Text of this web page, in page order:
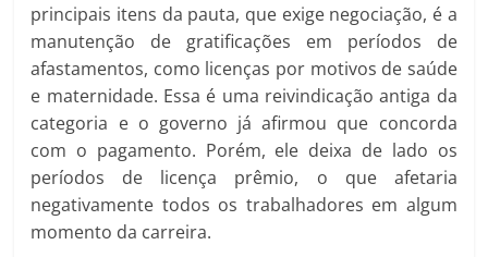
principais itens da pauta, que exige negociação, é a
manutenção de gratificações em períodos de
afastamentos, como licenças por motivos de saúde
e maternidade. Essa é uma reivindicação antiga da
categoria e o governo já afirmou que concorda
com o pagamento. Porém, ele deixa de lado os
períodos de licença prêmio, o que afetaria
negativamente todos os trabalhadores em algum
momento da carreira.